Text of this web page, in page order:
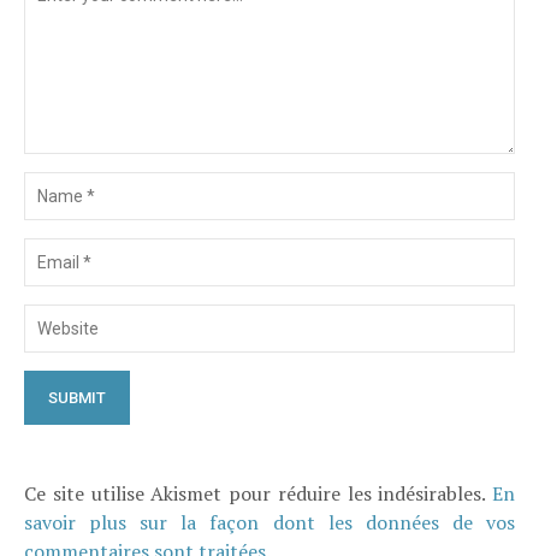
Ce site utilise Akismet pour réduire les indésirables. En
savoir plus sur la façon dont les données de vos